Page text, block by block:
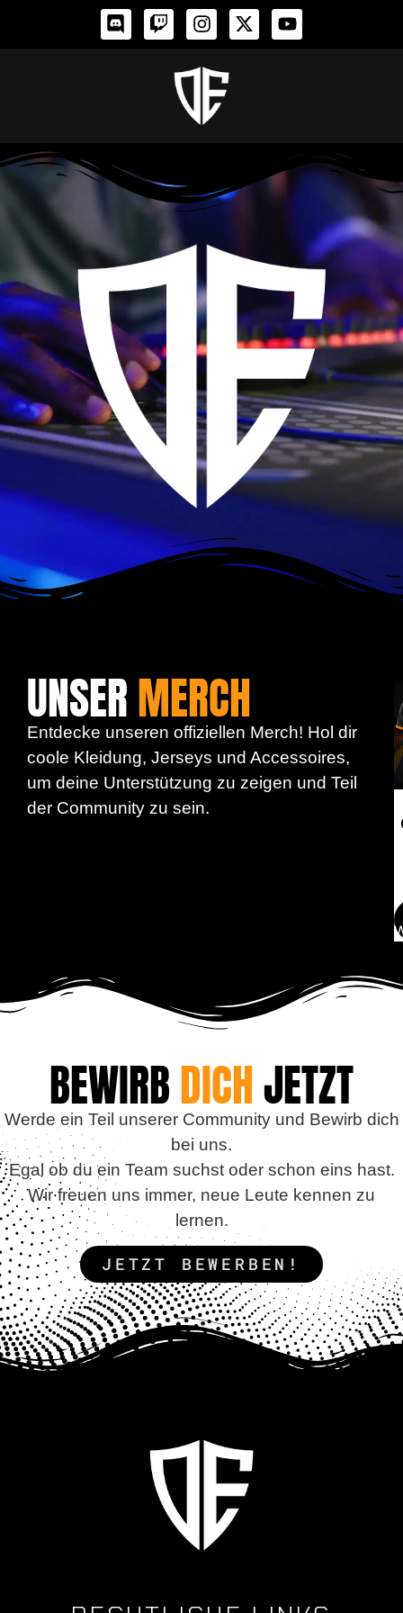
UNSERMERCH
Entdecke unseren offiziellen Merch! Hol dir
coole Kleidung, Jerseys und Accessoires,
um deine Unterstützung zu zeigen und Teil
der Community zu sein.
BEWIRBDICHJETZT
Werde ein Teil unserer Community und Bewirb dich
bei uns.
Egal ob du ein Team suchst oder schon eins hast.
Wir freuen uns immer, neue Leute kennen zu
lernen.
JETZT BEWERBEN!